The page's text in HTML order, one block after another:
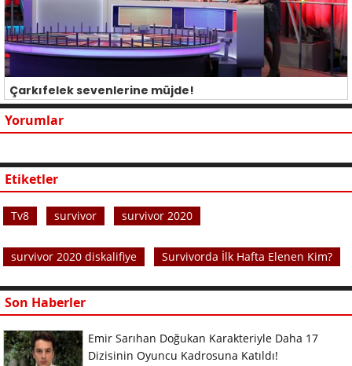
Çarkıfelek sevenlerine müjde!
Yorumlar
Etiketler
Tv8 survivor survivor 2020
survivor 2020 diskalifiye Survivorda İlk Hafta Elenen Kim?
Son Haberler
Emir Sarıhan Doğukan Karakteriyle Daha 17
Dizisinin Oyuncu Kadrosuna Katıldı!